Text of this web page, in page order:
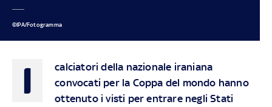
©IPA/Fotogramma
I
calciatori della nazionale iraniana
convocati per la Coppa del mondo hanno
ottenuto i visti per entrare negli Stati